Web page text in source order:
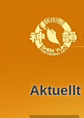
Aktuellt